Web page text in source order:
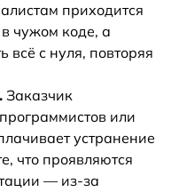
приходится
чужом коде, а
с нуля, повторяя
Заказчик
или
устранение
что проявляются
— из-за